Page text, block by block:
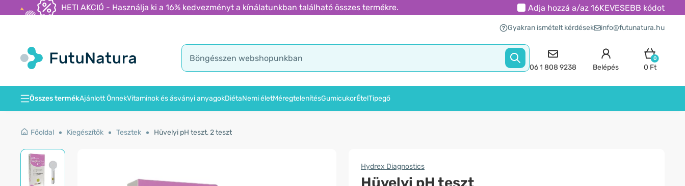
HETI AKCIÓ - Használja ki a 16% kedvezményt a kínálatunkban található összes termékre. Adja hozzá a/az 16KEVESEBB kódot
Gyakran ismételt kérdések info@futunatura.hu
06 1 808 9238 Belépés
0
0 Ft
Összes termékAjánlott ÖnnekVitaminok és ásványi anyagokDiétaNemi életMéregtelenítésGumicukorÉtelTipegő
Főoldal Kiegészítők Tesztek Hüvelyi pH teszt, 2 teszt
Hydrex Diagnostics